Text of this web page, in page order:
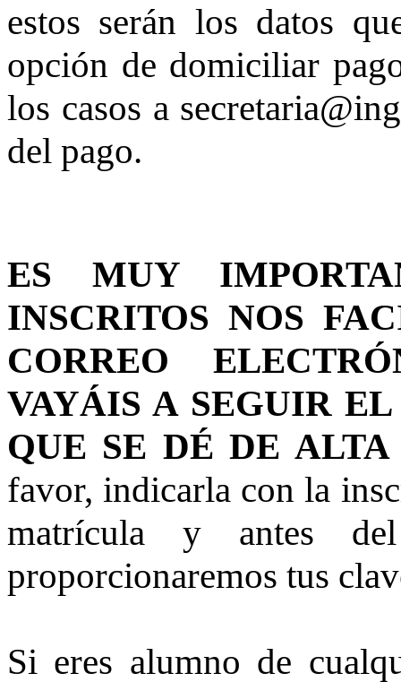
estos serán los datos
opción de domiciliar
los casos a
del pago.
ES MUY
INSCRITOS NOS
CORREO
VAYÁIS A SEGUIR
QUE SE DÉ DE
favor, indicarla con la
matrícula y antes
proporcionaremos tus
Si eres alumno de